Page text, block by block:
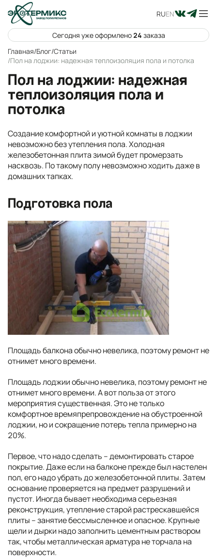
RUEN
Сегодня уже оформлено 24 заказа
Главная/Блог/Статьи
/Пол на лоджии: надежная теплоизоляция пола и потолка
Пол на лоджии: надежная
теплоизоляция пола и
потолка
Создание комфортной и уютной комнаты в лоджии
невозможно без утепления пола. Холодная
железобетонная плита зимой будет промерзать
насквозь. По такому полу невозможно ходить даже в
домашних тапках.
Подготовка пола
Площадь балкона обычно невелика, поэтому ремонт не
отнимет много времени.
Площадь лоджии обычно невелика, поэтому ремонт не
отнимет много времени. А вот польза от этого
мероприятия существенная. Это не только
комфортное времяпрепровождение на обустроенной
лоджии, но и сокращение потерь тепла примерно на
20%.
Первое, что надо сделать – демонтировать старое
покрытие. Даже если на балконе прежде был настелен
пол, его надо убрать до железобетонной плиты. Затем
основание проверяется на предмет разрушений и
пустот. Иногда бывает необходима серьезная
реконструкция, утепление старой растрескавшейся
плиты – занятие бессмысленное и опасное. Крупные
щели и дырки надо заполнить цементным раствором
так, чтобы металлическая арматура не торчала на
поверхности.